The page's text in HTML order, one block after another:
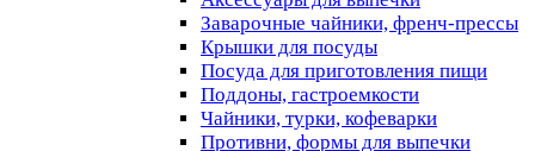
Заварочные чайники, френч-прессы
Крышки для посуды
Посуда для приготовления пищи
Поддоны, гастроемкости
Чайники, турки, кофеварки
Противни, формы для выпечки